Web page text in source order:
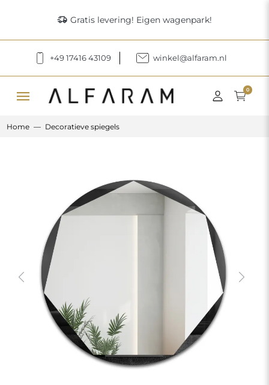
delivery_truck_speed Gratis levering! Eigen wagenpark!
+49 17416 43109 winkel@alfaram.nl
menu 0
Home Decoratieve spiegels
Previous Next